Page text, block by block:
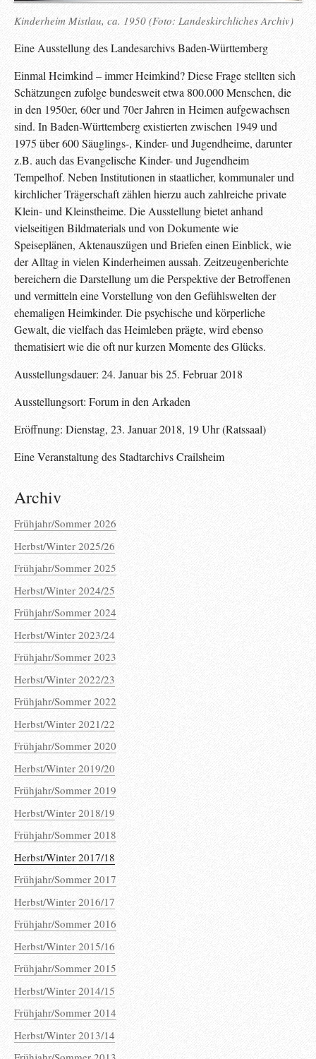
Kinderheim Mistlau, ca. 1950 (Foto: Landeskirchliches Archiv)
Eine Ausstellung des Landesarchivs Baden-Württemberg
Einmal Heimkind – immer Heimkind? Diese Frage stellten sich
Schätzungen zufolge bundesweit etwa 800.000 Menschen, die
in den 1950er, 60er und 70er Jahren in Heimen aufgewachsen
sind. In Baden-Württemberg existierten zwischen 1949 und
1975 über 600 Säuglings-, Kinder- und Jugendheime, darunter
z.B. auch das Evangelische Kinder- und Jugendheim
Tempelhof. Neben Institutionen in staatlicher, kommunaler und
kirchlicher Trägerschaft zählen hierzu auch zahlreiche private
Klein- und Kleinstheime. Die Ausstellung bietet anhand
vielseitigen Bildmaterials und von Dokumente wie
Speiseplänen, Aktenauszügen und Briefen einen Einblick, wie
der Alltag in vielen Kinderheimen aussah. Zeitzeugenberichte
bereichern die Darstellung um die Perspektive der Betroffenen
und vermitteln eine Vorstellung von den Gefühlswelten der
ehemaligen Heimkinder. Die psychische und körperliche
Gewalt, die vielfach das Heimleben prägte, wird ebenso
thematisiert wie die oft nur kurzen Momente des Glücks.
Ausstellungsdauer: 24. Januar bis 25. Februar 2018
Ausstellungsort: Forum in den Arkaden
Eröffnung: Dienstag, 23. Januar 2018, 19 Uhr (Ratssaal)
Eine Veranstaltung des Stadtarchivs Crailsheim
Archiv
Frühjahr/Sommer 2026
Herbst/Winter 2025/26
Frühjahr/Sommer 2025
Herbst/Winter 2024/25
Frühjahr/Sommer 2024
Herbst/Winter 2023/24
Frühjahr/Sommer 2023
Herbst/Winter 2022/23
Frühjahr/Sommer 2022
Herbst/Winter 2021/22
Frühjahr/Sommer 2020
Herbst/Winter 2019/20
Frühjahr/Sommer 2019
Herbst/Winter 2018/19
Frühjahr/Sommer 2018
Herbst/Winter 2017/18
Frühjahr/Sommer 2017
Herbst/Winter 2016/17
Frühjahr/Sommer 2016
Herbst/Winter 2015/16
Frühjahr/Sommer 2015
Herbst/Winter 2014/15
Frühjahr/Sommer 2014
Herbst/Winter 2013/14